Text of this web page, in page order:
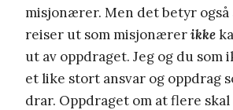
misjonærer. Men det betyr også
reiser ut som misjonærerikke
ut av oppdraget. Jeg og du som
et like stort ansvar og oppdrag
drar. Oppdraget om at flere